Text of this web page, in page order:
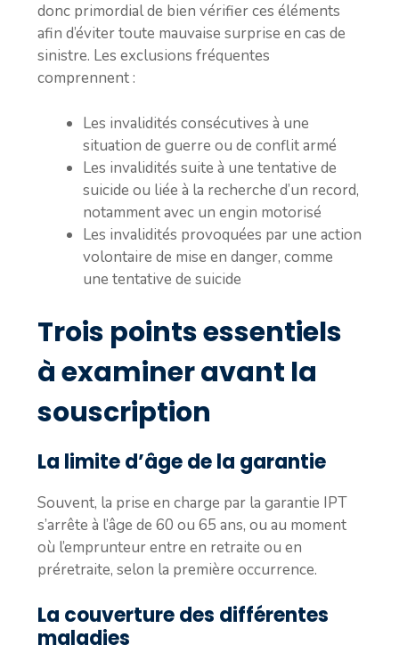
donc primordial de bien vérifier ces éléments
afin d’éviter toute mauvaise surprise en cas de
sinistre. Les exclusions fréquentes
comprennent :
Les invalidités consécutives à une
situation de guerre ou de conflit armé
Les invalidités suite à une tentative de
suicide ou liée à la recherche d’un record,
notamment avec un engin motorisé
Les invalidités provoquées par une action
volontaire de mise en danger, comme
une tentative de suicide
Trois points essentiels
à examiner avant la
souscription
La limite d’âge de la garantie
Souvent, la prise en charge par la garantie IPT
s’arrête à l’âge de 60 ou 65 ans, ou au moment
où l’emprunteur entre en retraite ou en
préretraite, selon la première occurrence.
La couverture des différentes
maladies